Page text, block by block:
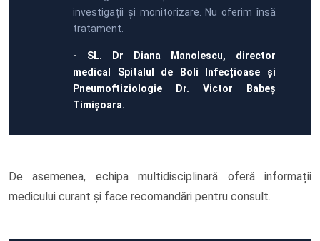
investigații și monitorizare. Nu oferim însă
tratament.
- SL. Dr Diana Manolescu, director
medical Spitalul de Boli Infecțioase și
Pneumoftiziologie Dr. Victor Babeș
Timișoara.
De asemenea, echipa multidisciplinară oferă informații
medicului curant și face recomandări pentru consult.